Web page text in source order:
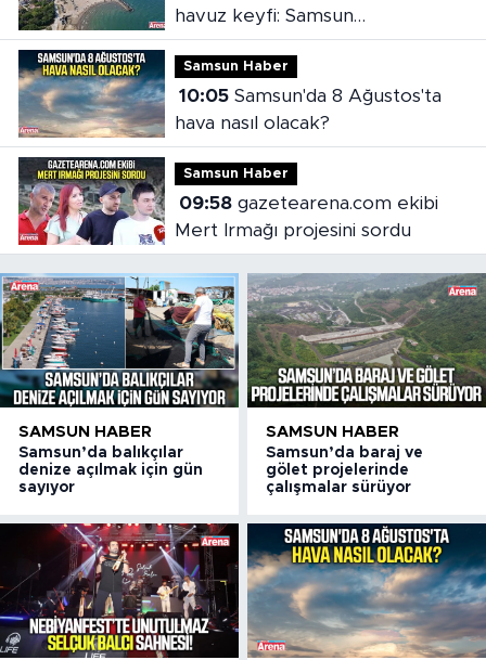
havuz keyfi: Samsun
sahillerindeki koylar ilgi görüyor
Samsun Haber
10:05Samsun'da 8 Ağustos'ta
hava nasıl olacak?
Samsun Haber
09:58gazetearena.com ekibi
Mert Irmağı projesini sordu
SAMSUN HABER
Samsun’da balıkçılar
denize açılmak için gün
sayıyor
SAMSUN HABER
Samsun’da baraj ve
gölet projelerinde
çalışmalar sürüyor